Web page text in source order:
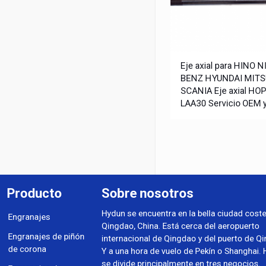
Eje axial para HINO
BENZ HYUNDAI
SCANIA Eje axial
LAA30 Servicio OEM
Producto
Engranajes
Engranajes de piñón
de corona
Sobre nosotros
Hydun se encuentra en la bella ciudad
Qingdao, China. Está cerca del aeropuerto
internacional de Qingdao y del puerto de
Y a una hora de vuelo de Pekín o Shanghai.
se divide principalmente en tres negocios.